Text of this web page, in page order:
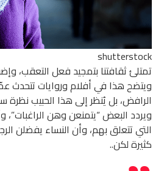
shutterstock
تمتلئ ثقافتنا بتمجيد فعل التعقب،
ويتضح هذا في أفلام وروايات تتحدث
الرافض، بل يُنظر إلى هذا الحبيب نظرة
ويردد البعض “يتمنعن وهن الراغبات”،
التي تتعلق بهم، وأن النساء يفضلن
كثيرة لكن..